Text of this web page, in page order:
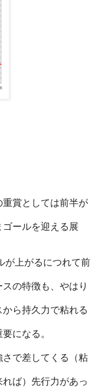
賞としては前半が
ールを迎える展
が上がるにつれて前
の特徴も、やはり
から持久力で粘れる
になる。
さで差してくる（粘
ば）先行力があっ